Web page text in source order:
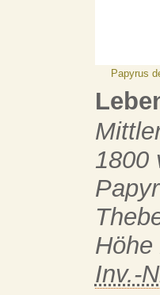
Papyrus
1800
Inv.-